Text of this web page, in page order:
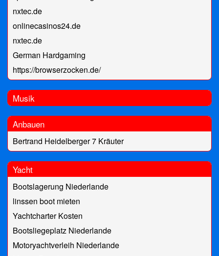
nxtec.de
onlinecasinos24.de
nxtec.de
German Hardgaming
https://browserzocken.de/
Musik
Anbauen
Bertrand Heidelberger 7 Kräuter
Yacht
Bootslagerung Niederlande
linssen boot mieten
Yachtcharter Kosten
Bootsliegeplatz Niederlande
Motoryachtverleih Niederlande